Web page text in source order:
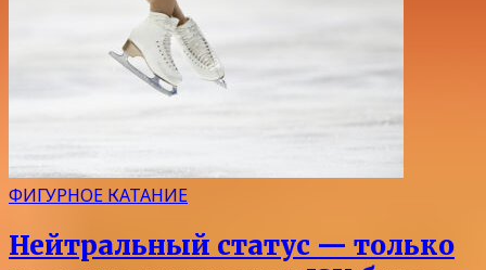
ФИГУРНОЕ КАТАНИЕ
Нейтральный статус — только